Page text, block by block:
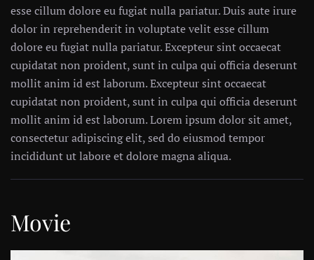
esse cillum dolore eu fugiat nulla pariatur. Duis aute irure
dolor in reprehenderit in voluptate velit esse cillum
dolore eu fugiat nulla pariatur. Excepteur sint occaecat
cupidatat non proident, sunt in culpa qui officia deserunt
mollit anim id est laborum. Excepteur sint occaecat
cupidatat non proident, sunt in culpa qui officia deserunt
mollit anim id est laborum. Lorem ipsum dolor sit amet,
consectetur adipiscing elit, sed do eiusmod tempor
incididunt ut labore et dolore magna aliqua.
Movie